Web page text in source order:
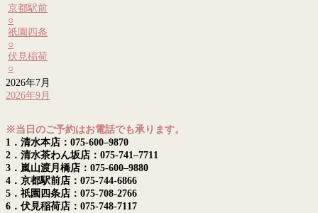
京都駅前
○
祇園四条
○
伏見稲荷
○
2026年7月
2026年9月
※当日のご予約はお電話でも承ります。
1．清水本店：075-600–9870
2．清水茶わん坂店：075-741–7711
3．嵐山渡月橋店：075-600–9880
4．京都駅前店：075-744-6866
5．祇園四条店：075-708-2766
6．伏見稲荷店：075-748-7117